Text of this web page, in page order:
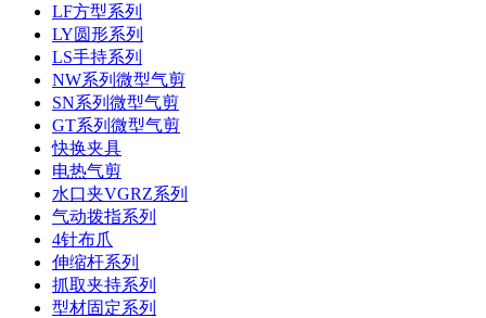
LF方型系列
LY圆形系列
LS手持系列
NW系列微型气剪
SN系列微型气剪
GT系列微型气剪
快换夹具
电热气剪
水口夹VGRZ系列
气动拨指系列
4针布爪
伸缩杆系列
抓取夹持系列
型材固定系列